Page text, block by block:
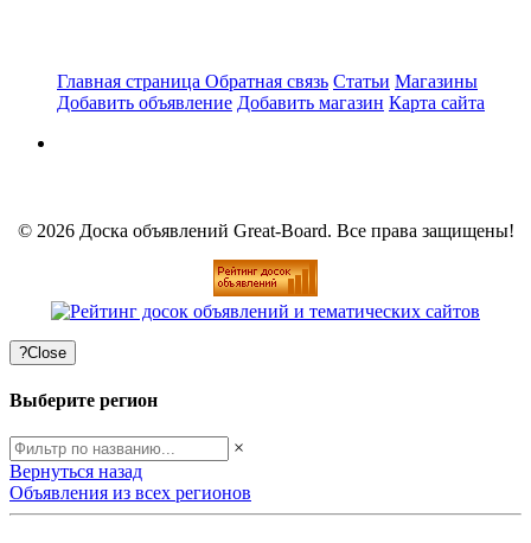
Главная страница Обратная связь Статьи Магазины
Добавить объявление Добавить магазин Карта сайта
© 2026 Доска объявлений Great-Board. Все права защищены!
?Close
Выберите регион
×
Вернуться назад
Объявления из всех регионов